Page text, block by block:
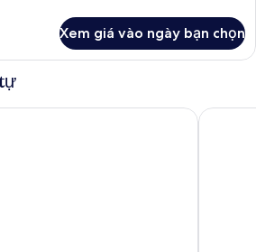
Xem giá vào ngày bạn chọn
The